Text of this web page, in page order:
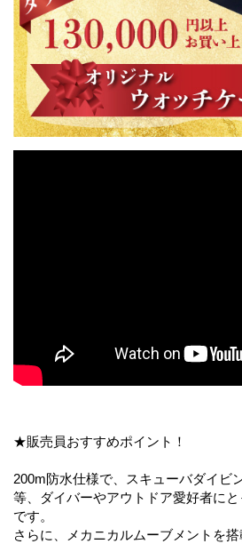
★販売員おすすめポイント！
200m防水仕様で、スキューバダイビ
等、ダイバーやアウトドア愛好者に
です。
さらに、メカニカルムーブメントを